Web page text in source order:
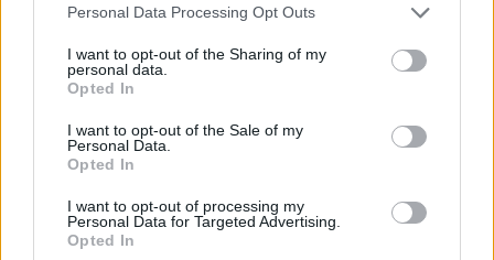
Personal Data Processing Opt Outs
I want to opt-out of the Sharing of my
personal data.
Opted In
I want to opt-out of the Sale of my
Personal Data.
Opted In
I want to opt-out of processing my
Personal Data for Targeted Advertising.
Opted In
adatok, miközben a közel-keleti háború újabb
eszkalációja miatt egyre több befektető készül
elhúzódó energiaválságra.
A Hormuzi-szoros tartós megnyitása az elmúlt
hetekben sosem volt igazán reális, a piacok mégis
szinte naponta új csúcsot döntöttek. Ezt a
menetelést az a feltételezés hajtotta, hogy a